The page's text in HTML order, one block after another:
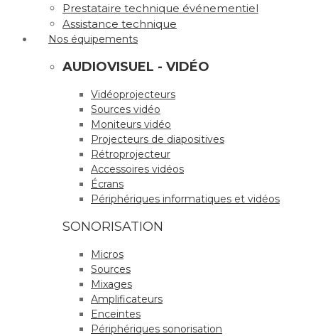
Prestataire technique événementiel
Assistance technique
Nos équipements
AUDIOVISUEL - VIDÉO
Vidéoprojecteurs
Sources vidéo
Moniteurs vidéo
Projecteurs de diapositives
Rétroprojecteur
Accessoires vidéos
Écrans
Périphériques informatiques et vidéos
SONORISATION
Micros
Sources
Mixages
Amplificateurs
Enceintes
Périphériques sonorisation